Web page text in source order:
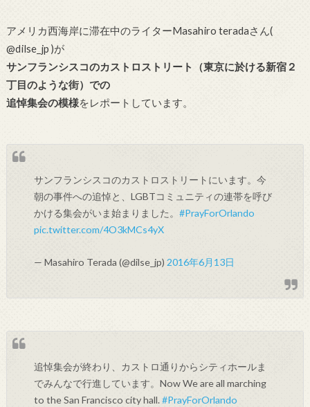
アメリカ西海岸に滞在中のライターMasahiro teradaさん(
@dilse_jp )が
サンフランシスコのカストロストリート（東京に於ける新宿２
丁目のような街）での
追悼集会の模様をレポートしています。
サンフランシスコのカストロストリートにいます。今
朝の事件への追悼と、LGBTコミュニティの連帯を呼び
かける集会がいま始まりました。#PrayForOrlando
pic.twitter.com/4O3kMCs4yX
— Masahiro Terada (@dilse_jp)2016年6月13日
追悼集会が終わり、カストロ通りからシティホールま
でみんなで行進しています。Now We are all marching
to the San Francisco city hall.#PrayForOrlando